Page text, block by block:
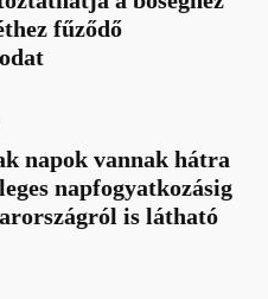
fűződő
napok vannak hátra
napfogyatkozásig
is látható